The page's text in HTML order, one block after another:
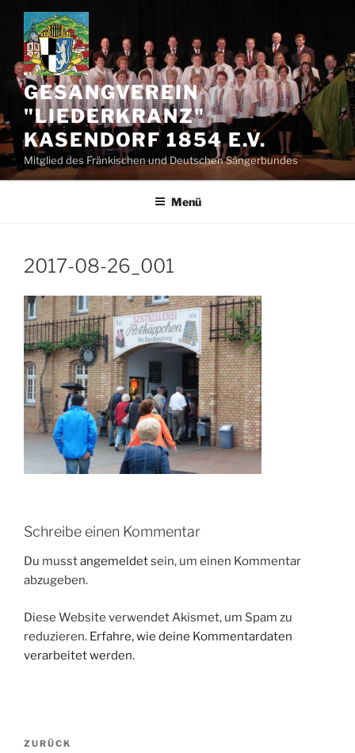
Zum
Inhalt
springen
GESANGVEREIN
"LIEDERKRANZ"
KASENDORF 1854 E.V.
Mitglied des Fränkischen und Deutschen Sängerbundes
Menü
2017-08-26_001
Schreibe einen Kommentar
Du musstangemeldetsein, um einen Kommentar
abzugeben.
Diese Website verwendet Akismet, um Spam zu
reduzieren. Erfahre, wie deine Kommentardaten
verarbeitet werden.
Beitragsnavigation
Vorheriger
ZURÜCK